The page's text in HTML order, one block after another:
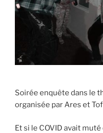
Soirée enquête dans le
organisée par Ares et
Et si le COVID avait muté